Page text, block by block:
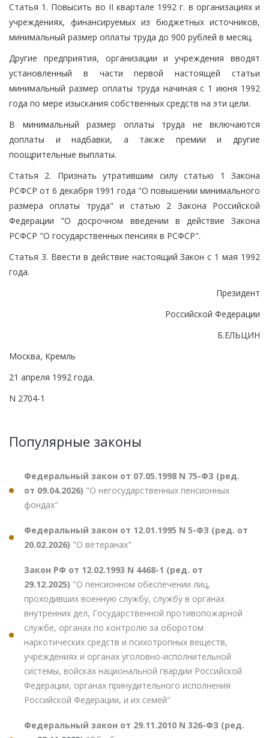
Статья 1. Повысить во II квартале 1992 г. в организациях и
учреждениях, финансируемых из бюджетных источников,
минимальный размер оплаты труда до 900 рублей в месяц.
Другие предприятия, организации и учреждения вводят
установленный в части первой настоящей статьи
минимальный размер оплаты труда начиная с 1 июня 1992
года по мере изыскания собственных средств на эти цели.
В минимальный размер оплаты труда не включаются
доплаты и надбавки, а также премии и другие
поощрительные выплаты.
Статья 2. Признать утратившим силу статью 1 Закона
РСФСР от 6 декабря 1991 года "О повышении минимального
размера оплаты труда" и статью 2 Закона Российской
Федерации "О досрочном введении в действие Закона
РСФСР "О государственных пенсиях в РСФСР".
Статья 3. Ввести в действие настоящий Закон с 1 мая 1992
года.
Президент
Российской Федерации
Б.ЕЛЬЦИН
Москва, Кремль
21 апреля 1992 года.
N 2704-1
Популярные законы
Федеральный закон от 07.05.1998 N 75-ФЗ (ред.
от 09.04.2026) "О негосударственных пенсионных
фондах"
Федеральный закон от 12.01.1995 N 5-ФЗ (ред. от
20.02.2026) "О ветеранах"
Закон РФ от 12.02.1993 N 4468-1 (ред. от
29.12.2025) "О пенсионном обеспечении лиц,
проходивших военную службу, службу в органах
внутренних дел, Государственной противопожарной
службе, органах по контролю за оборотом
наркотических средств и психотропных веществ,
учреждениях и органах уголовно-исполнительной
системы, войсках национальной гвардии Российской
Федерации, органах принудительного исполнения
Российской Федерации, и их семей"
Федеральный закон от 29.11.2010 N 326-ФЗ (ред.